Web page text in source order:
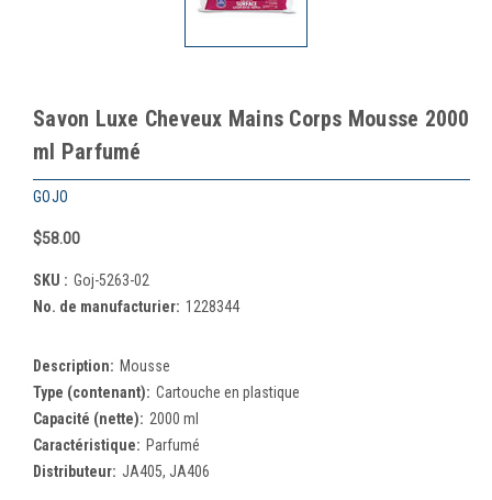
Savon Luxe Cheveux Mains Corps Mousse 2000
ml Parfumé
GOJO
$58.00
SKU : Goj-5263-02
No. de manufacturier: 1228344
Description: Mousse
Type (contenant): Cartouche en plastique
Capacité (nette): 2000 ml
Caractéristique: Parfumé
Distributeur: JA405, JA406